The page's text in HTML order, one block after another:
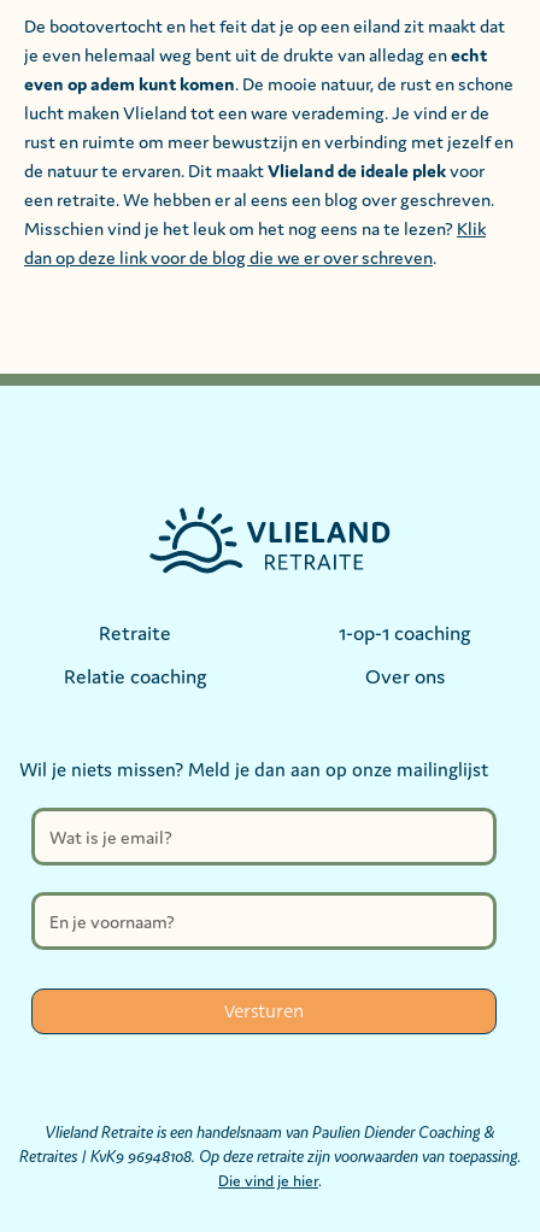
De bootovertocht en het feit dat je op een eiland zit maakt dat
je even helemaal weg bent uit de drukte van alledag enecht
even op adem kunt komen. De mooie natuur, de rust en schone
lucht maken Vlieland tot een ware verademing. Je vind er de
rust en ruimte om meer bewustzijn en verbinding met jezelf en
de natuur te ervaren. Dit maaktVlieland de ideale plekvoor
een retraite. We hebben er al eens een blog over geschreven.
Misschien vind je het leuk om het nog eens na te lezen? Klik
dan op deze link voor de blog die we er over schreven.
Retraite
1-op-1 coaching
Relatie coaching
Over ons
Wil je niets missen? Meld je dan aan op onze mailinglijst
Vlieland Retraite is een handelsnaam van Paulien Diender Coaching &
Retraites | KvK9 96948108. Op deze retraite zijn voorwaarden van toepassing.
Die vind je hier.